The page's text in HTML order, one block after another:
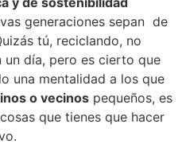
generaciones sepan de
tú, reciclando, no
un día, pero es cierto que
una mentalidad a los que
o vecinos pequeños, es
que tienes que hacer